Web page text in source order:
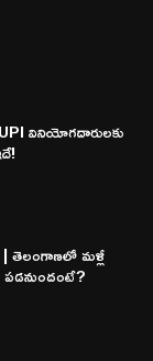
వినియోగదారులకు
తెలంగాణలో మళ్లీ